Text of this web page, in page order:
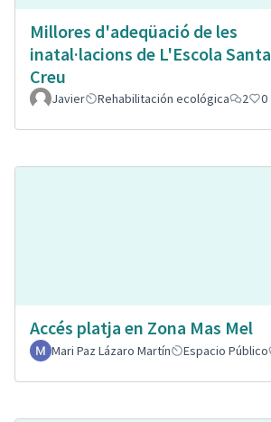
Millores d'adeqüació de les
inatal·lacions de L'Escola Santa
Creu
Javier Rehabilitación ecológica 2 0
Accés platja en Zona Mas Mel
Mari Paz Lázaro Martín
Espacio Público